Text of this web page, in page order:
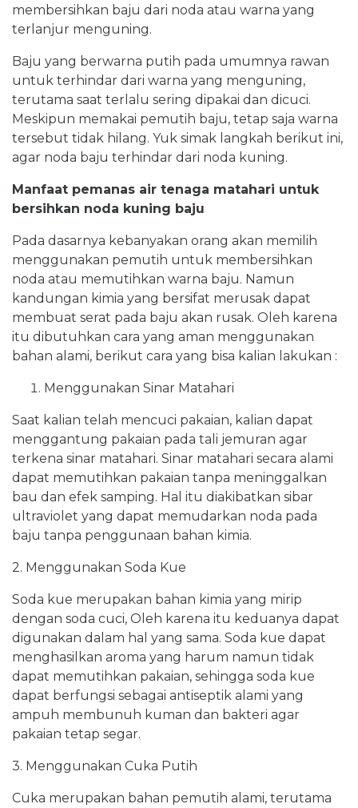
membersihkan baju dari noda atau warna yang
terlanjur menguning.
Baju yang berwarna putih pada umumnya rawan
untuk terhindar dari warna yang menguning,
terutama saat terlalu sering dipakai dan dicuci.
Meskipun memakai pemutih baju, tetap saja warna
tersebut tidak hilang. Yuk simak langkah berikut ini,
agar noda baju terhindar dari noda kuning.
Manfaat pemanas air tenaga matahari untuk
bersihkan noda kuning baju
Pada dasarnya kebanyakan orang akan memilih
menggunakan pemutih untuk membersihkan
noda atau memutihkan warna baju. Namun
kandungan kimia yang bersifat merusak dapat
membuat serat pada baju akan rusak. Oleh karena
itu dibutuhkan cara yang aman menggunakan
bahan alami, berikut cara yang bisa kalian lakukan :
Menggunakan Sinar Matahari
Saat kalian telah mencuci pakaian, kalian dapat
menggantung pakaian pada tali jemuran agar
terkena sinar matahari. Sinar matahari secara alami
dapat memutihkan pakaian tanpa meninggalkan
bau dan efek samping. Hal itu diakibatkan sibar
ultraviolet yang dapat memudarkan noda pada
baju tanpa penggunaan bahan kimia.
2. Menggunakan Soda Kue
Soda kue merupakan bahan kimia yang mirip
dengan soda cuci, Oleh karena itu keduanya dapat
digunakan dalam hal yang sama. Soda kue dapat
menghasilkan aroma yang harum namun tidak
dapat memutihkan pakaian, sehingga soda kue
dapat berfungsi sebagai antiseptik alami yang
ampuh membunuh kuman dan bakteri agar
pakaian tetap segar.
3. Menggunakan Cuka Putih
Cuka merupakan bahan pemutih alami, terutama